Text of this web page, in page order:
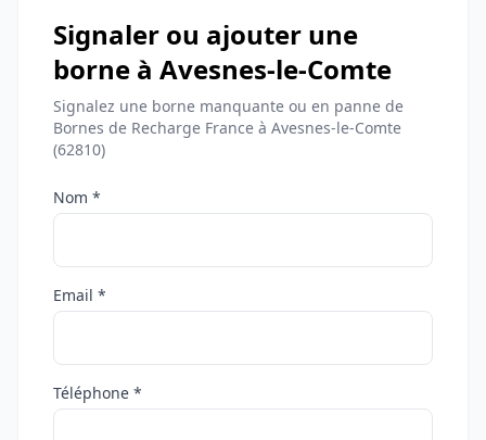
Signaler ou ajouter une
borne à Avesnes-le-Comte
Signalez une borne manquante ou en panne de
Bornes de Recharge France à Avesnes-le-Comte
(62810)
Nom *
Email *
Téléphone *